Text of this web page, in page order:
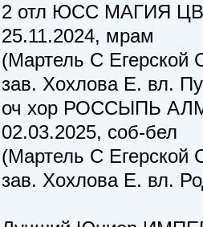
2 отл ЮСС МАГИЯ
25.11.2024, мрам
(Мартель С Егерской
зав. Хохлова Е. вл.
оч хор РОССЫПЬ
02.03.2025, соб-бел
(Мартель С Егерской
зав. Хохлова Е. вл.